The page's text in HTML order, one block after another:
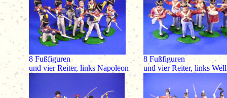
8 Fußfiguren
8 Fußfiguren
und vier Reiter, links Napoleon
und vier Reiter, links